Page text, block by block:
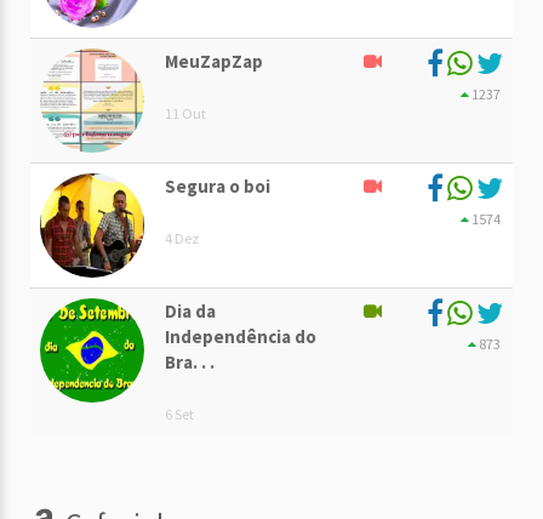
MeuZapZap
11 Out
1237
Segura o boi
4 Dez
1574
Dia da
Independência do
Bra. . .
6 Set
873